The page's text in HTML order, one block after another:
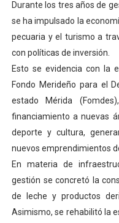
Campo Elías
Fundecem inició con
El Lactario del Iahula
Plan Vacacional
Inicia el plan
Durante los tres años de
se ha impulsado la
pecuaria y el turismo a
con políticas de inversión.
Esto se evidencia con la
Fondo Merideño para el
estado Mérida
financiamiento a nuevas
deporte y cultura,
nuevos emprendimientos
En materia de
gestión se concretó la
de leche y productos
Asimismo, se rehabilitó la